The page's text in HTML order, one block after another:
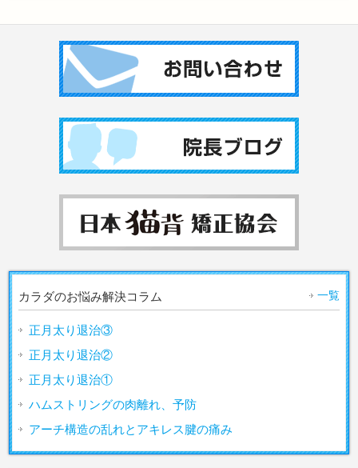
カラダのお悩み解決コラム 一覧
正月太り退治③
正月太り退治②
正月太り退治①
ハムストリングの肉離れ、予防
アーチ構造の乱れとアキレス腱の痛み